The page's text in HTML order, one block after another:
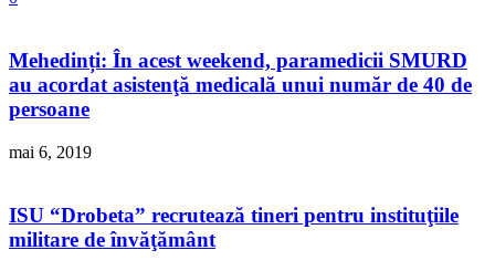
Mehedinți: În acest weekend, paramedicii SMURD
au acordat asistenţă medicală unui număr de 40 de
persoane
mai 6, 2019
ISU “Drobeta” recrutează tineri pentru instituţiile
militare de învăţământ